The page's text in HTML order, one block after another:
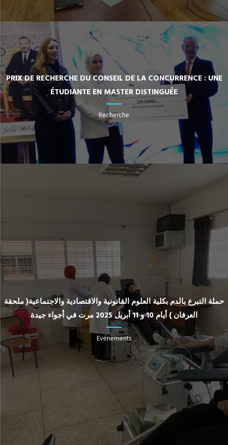
PRIX DE RECHERCHE DU CONSEIL DE LA CONCURRENCE : UNE
ÉTUDIANTE EN MASTER DISTINGUÉE
Recherche
حملة التبرع بالدم بكلية العلوم القانونية والاقتصادية والاجتماعية( ملحقة
العرفان ) أيام 10 و 11 أبريل 2025 مرت في أجواء جيدة
Evénements